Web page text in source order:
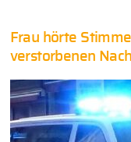
Frau hörte
verstorbenen